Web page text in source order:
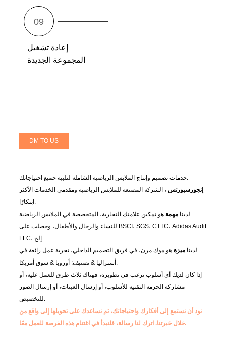
إعادة تشغيل
المجموعة الجديدة
DM TO US
خدمات تصميم وإنتاج الملابس الرياضية الشاملة لتلبية جميع احتياجاتك.
إنجورسبورتس ، الشركة المصنعة للملابس الرياضية ومقدمي الخدمات الأكثر
ابتكارًا.
لدينا مهمة هو تمكين علامتك التجارية، المتخصصة في الملابس الرياضية
للنساء والرجال والأطفال، وحصلت على BSCI، SGS، CTTC، Adidas Audit
FFC، إلخ.
لدينا ميزة هو موك مرن، في فريق التصميم الداخلي، تجربة عمل رائعة في
أستراليا & تصنيف: أوروبا & سوق أمريكا.
إذا كان لديك أي أسلوب ترغب في تطويره، فهناك ثلاث طرق للعمل عليه، أو
مشاركة الحزمة التقنية للأسلوب، أو إرسال العينات، أو إرسال الصور
للتخصيص.
نود أن نستمع إلى أفكارك واحتياجاتك، ثم نساعدك على تحويلها إلى واقع من
خلال خبرتنا.اترك لنا رسالة، فلنبدأ في اغتنام هذه الفرصة للعمل معًا.